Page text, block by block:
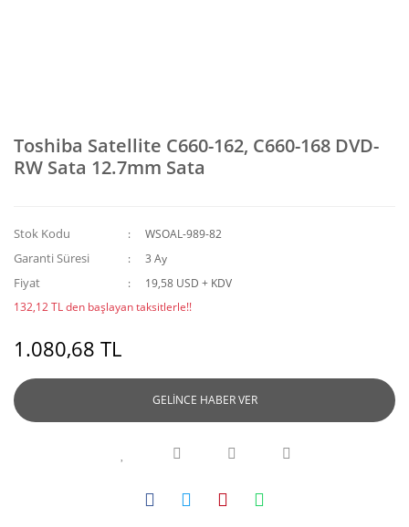
Toshiba Satellite C660-162, C660-168 DVD-
RW Sata 12.7mm Sata
Stok Kodu WSOAL-989-82
Garanti Süresi 3 Ay
Fiyat
19,58 USD + KDV
132,12 TL den başlayan taksitlerle!!
1.080,68 TL
GELİNCE HABER VER